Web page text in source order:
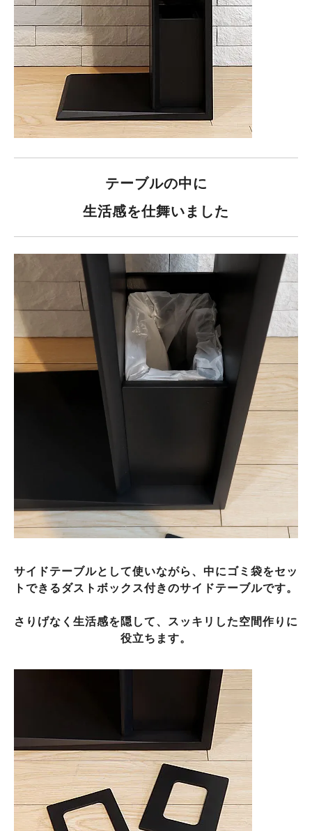
テーブルの中に
生活感を仕舞いました
サイドテーブルとして使いながら、中にゴミ袋をセッ
トできるダストボックス付きのサイドテーブルです。
さりげなく生活感を隠して、スッキリした空間作りに
役立ちます。